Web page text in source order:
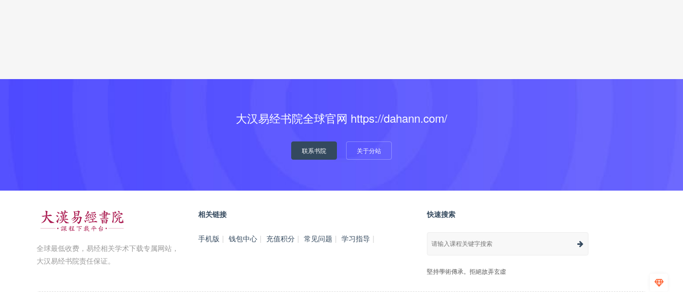
大汉易经书院全球官网 https://dahann.com/
联系书院 关于分站
全球最低收费，易经相关学术下载专属网站，
大汉易经书院责任保证。
相关链接
手机版 | 钱包中心 | 充值积分 | 常见问题 | 学习指导 |
快速搜索
堅持學術傳承。拒絕故弄玄虛